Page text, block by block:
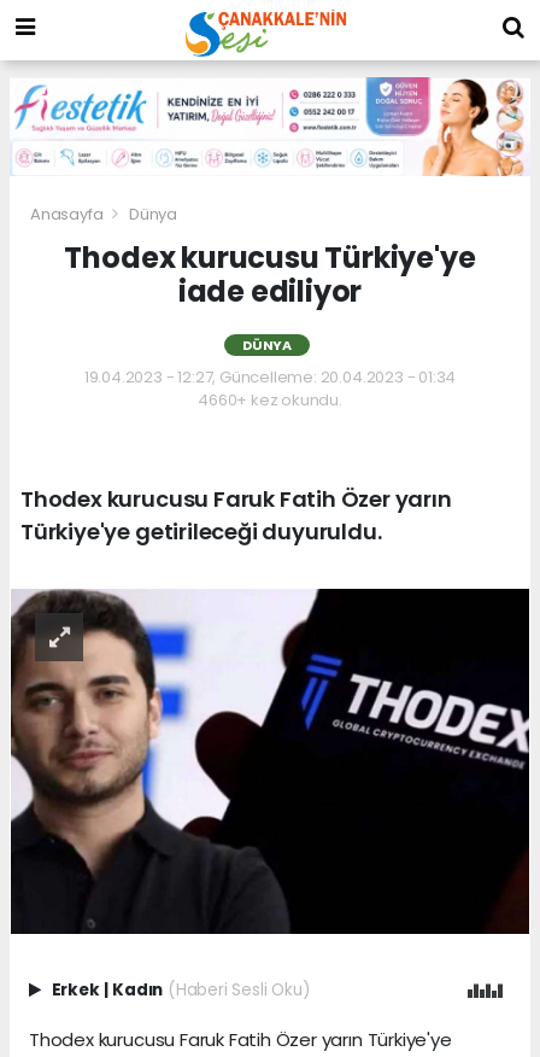
Anasayfa Dünya
Thodex kurucusu Türkiye'ye
iade ediliyor
DÜNYA
19.04.2023 - 12:27, Güncelleme: 20.04.2023 - 01:34
4660+ kez okundu.
Thodex kurucusu Faruk Fatih Özer yarın
Türkiye'ye getirileceği duyuruldu.
Erkek Kadın (Haberi Sesli Oku)
Thodex kurucusu Faruk Fatih Özer yarın Türkiye'ye